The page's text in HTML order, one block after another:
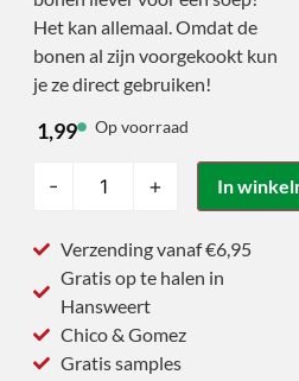
Het kan allemaal. Omdat de
bonen al zijn voorgekookt kun
je ze direct gebruiken!
1,99 Op voorraad
- + In
Verzending vanaf €6,95
Gratis op te halen in
Hansweert
Chico & Gomez
Gratis samples